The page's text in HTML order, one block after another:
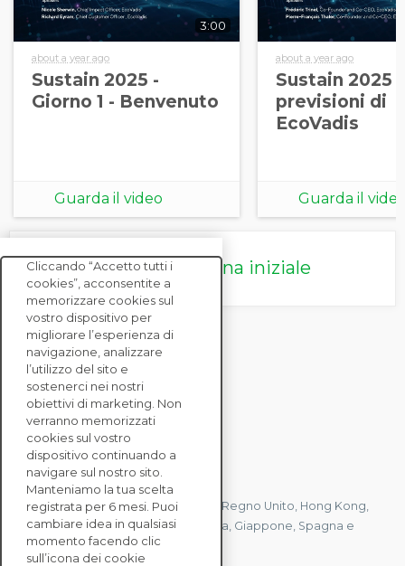
3:00
about a year ago
Sustain 2025 -
Giorno 1 - Benvenuto
Guarda il video
about a year ago
Sustain 2025
previsioni di
EcoVadis
Guarda il
Torna alla pagina iniziale
CONTATTACI
Abbiamo uffici in Francia, Stati Uniti, Regno Unito, Hong Kong,
Mauritius, Polonia, Canada, Germania, Giappone, Spagna e
Singapore.
Cliccando “Accetto tutti i
cookies”, acconsentite a
memorizzare cookies sul
vostro dispositivo per
migliorare l’esperienza di
navigazione, analizzare
l’utilizzo del sito e
sostenerci nei nostri
obiettivi di marketing. Non
verranno memorizzati
cookies sul vostro
dispositivo continuando a
navigare sul nostro sito.
Manteniamo la tua scelta
registrata per 6 mesi. Puoi
cambiare idea in qualsiasi
momento facendo clic
sull’icona dei cookie